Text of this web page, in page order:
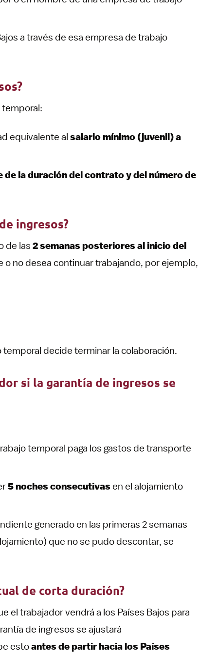
a través de esa empresa de trabajo
temporal:
equivalente al salario mínimo (juvenil) a
de la duración del contrato y del número de
ingresos?
de las 2 semanas posteriores al inicio del
no desea continuar trabajando, por ejemplo,
decide terminar la colaboración.
si la garantía de ingresos se
temporal paga los gastos de transporte
5 noches consecutivasen el alojamiento
generado en las primeras 2 semanas
que no se pudo descontar, se
de corta duración?
el trabajador vendrá a los Países Bajos para
de ingresos se ajustará
estoantes de partir hacia los Países